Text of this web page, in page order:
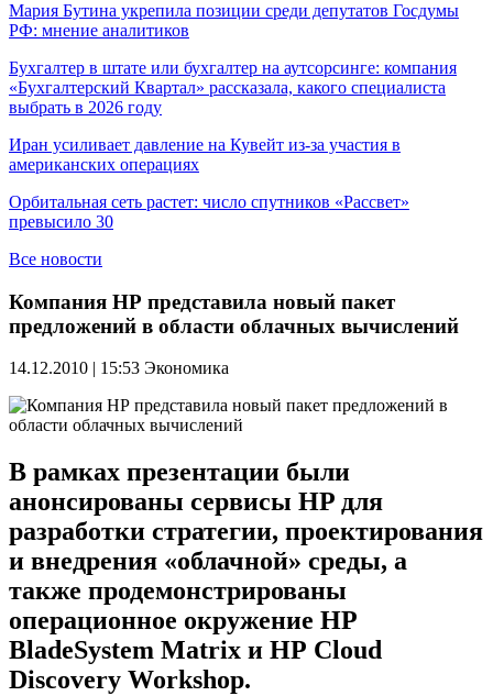
Мария Бутина укрепила позиции среди депутатов Госдумы
РФ: мнение аналитиков
Бухгалтер в штате или бухгалтер на аутсорсинге: компания
«Бухгалтерский Квартал» рассказала, какого специалиста
выбрать в 2026 году
Иран усиливает давление на Кувейт из-за участия в
американских операциях
Орбитальная сеть растет: число спутников «Рассвет»
превысило 30
Все новости
Компания НР представила новый пакет
предложений в области облачных вычислений
14.12.2010 | 15:53 Экономика
В рамках презентации были
анонсированы сервисы HP для
разработки стратегии, проектирования
и внедрения «облачной» среды, а
также продемонстрированы
операционное окружение НР
BladeSystem Matrix и НР Cloud
Discovery Workshop.